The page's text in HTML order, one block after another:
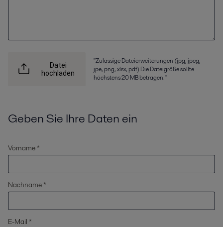
Datei
hochladen
"Zulässige Dateierweiterungen (jpg, jpeg,
jpe, png, xlsx, pdf) Die Dateigröße sollte
höchstens 20 MB betragen."
Geben Sie Ihre Daten ein
Vorname *
Nachname *
E-Mail *